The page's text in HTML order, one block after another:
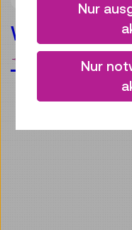
Wissenschaft
Nur
Nur